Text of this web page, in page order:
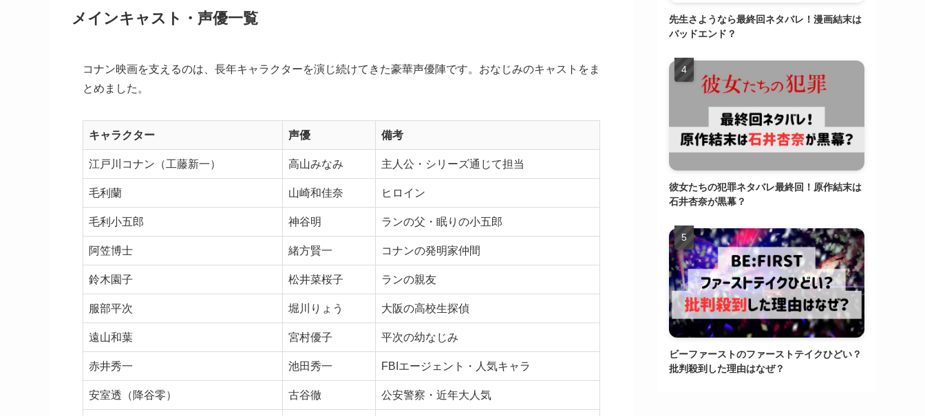
メインキャスト・声優一覧
コナン映画を支えるのは、長年キャラクターを演じ続けてきた豪華声優陣です。おなじみのキャストをま
とめました。
キャラクター 声優 備考
江戸川コナン（工藤新一） 高山みなみ 主人公・シリーズ通じて担当
毛利蘭 山崎和佳奈 ヒロイン
毛利小五郎 神谷明 ランの父・眠りの小五郎
阿笠博士 緒方賢一 コナンの発明家仲間
鈴木園子 松井菜桜子 ランの親友
服部平次 堀川りょう 大阪の高校生探偵
遠山和葉 宮村優子 平次の幼なじみ
赤井秀一 池田秀一 FBIエージェント・人気キャラ
安室透（降谷零） 古谷徹 公安警察・近年大人気
先生さようなら最終回ネタバレ！漫画結末は
バッドエンド？
彼女たちの犯罪ネタバレ最終回！原作結末は
石井杏奈が黒幕？
ビーファーストのファーストテイクひどい？
批判殺到した理由はなぜ？